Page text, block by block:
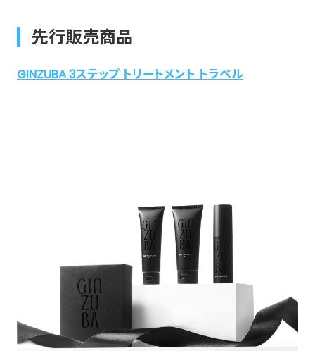
先行販売商品
GINZUBA 3ステップ トリートメント トラベル